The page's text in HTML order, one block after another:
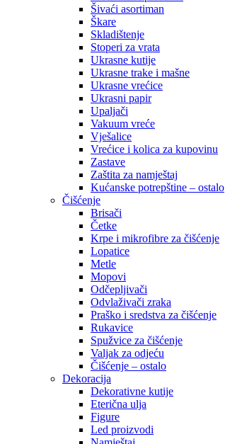
Šivaći asortiman
Škare
Skladištenje
Stoperi za vrata
Ukrasne kutije
Ukrasne trake i mašne
Ukrasne vrećice
Ukrasni papir
Upaljači
Vakuum vreće
Vješalice
Vrećice i kolica za kupovinu
Zastave
Zaštita za namještaj
Kućanske potrepštine – ostalo
Čišćenje
Brisači
Četke
Krpe i mikrofibre za čišćenje
Lopatice
Metle
Mopovi
Odčepljivači
Odvlaživači zraka
Praško i sredstva za čišćenje
Rukavice
Spužvice za čišćenje
Valjak za odjeću
Čišćenje – ostalo
Dekoracija
Dekorativne kutije
Eterična ulja
Figure
Led proizvodi